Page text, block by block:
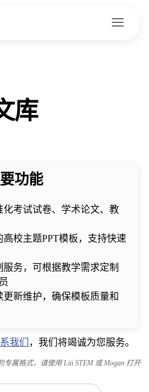
库
功能
考试试卷、学术论文、教
校主题PPT模板，支持快速
务，可根据教学需求定制
新维护，确保模板质量和
我们 ，我们将竭诚为您服务。
专属格式，请使用 Liii STEM 或 Mogan 打开